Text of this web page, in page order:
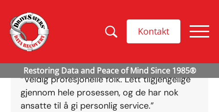
Kontakt
“Veldig profesjonelle folk. Lett tilgjengelige
gjennom hele prosessen, og de har nok
ansatte til å gi personlig service.”